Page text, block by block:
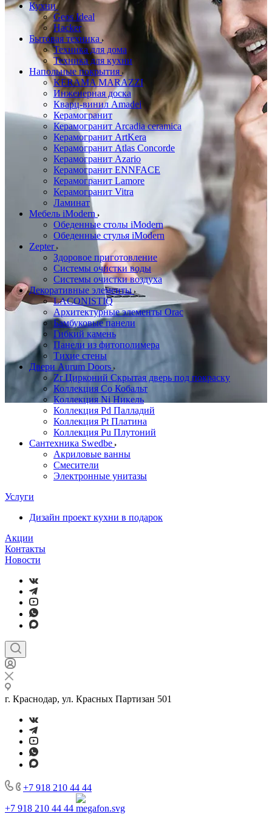
Кухни
Geos Ideal
Hacker
Бытовая техника
Техника для дома
Техника для кухни
Напольные покрытия
KERAMA MARAZZI
Инженерная доска
Кварц-винил Amadei
Керамогранит
Керамогранит Arcadia ceramica
Керамогранит ArtKera
Керамогранит Atlas Concorde
Керамогранит Azario
Керамогранит ENNFACE
Керамогранит Lamore
Керамогранит Vitra
Ламинат
Мебель iModern
Обеденные столы iModern
Обеденные стулья iModern
Zepter
Здоровое приготовление
Системы очистки воды
Системы очистки воздуха
Декоративные элементы
LACONISTIQ
Архитектурные элементы Orac
Бамбуковые панели
Гибкий камень
Панели из фитополимера
Тихие стены
Двери Aurum Doors
Zr Цирконий Скрытая дверь под покраску
Коллекция Co Кобальт
Коллекция Ni Никель
Коллекция Pd Палладий
Коллекция Pt Платина
Коллекция Pu Плутоний
Сантехника Swedbe
Акриловые ванны
Смесители
Электронные унитазы
Услуги
Дизайн проект кухни в подарок
Акции
Контакты
Новости
г. Краснодар, ул. Красных Партизан 501
+7 918 210 44 44
+7 918 210 44 44